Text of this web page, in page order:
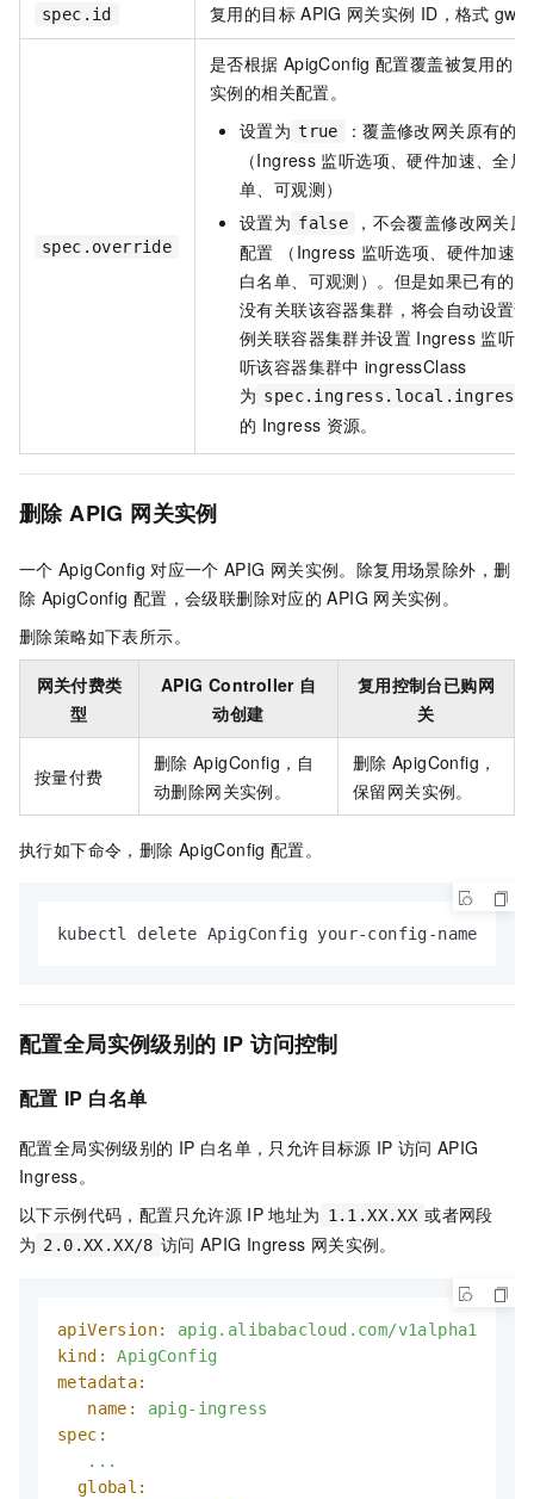
spec.id 复用的目标 APIG 网关实例 ID，格式 gw-
spec.override
是否根据 ApigConfig 配置覆盖被复用的
实例的相关配置。
设置为 true
：覆盖修改网关原有的
（Ingress 监听选项、硬件加速、全局
单、可观测）
设置为 false
，不会覆盖修改网关
配置 （Ingress 监听选项、硬件加速
白名单、可观测）。但是如果已有的
没有关联该容器集群，将会自动设置
例关联容器集群并设置 Ingress 监听
听该容器集群中 ingressClass
为
的 Ingress 资源。
删除 APIG 网关实例
一个 ApigConfig 对应一个 APIG 网关实例。除复用场景除外，删
除 ApigConfig 配置，会级联删除对应的 APIG 网关实例。
删除策略如下表所示。
网关付费类
型
APIG Controller 自
动创建
复用控制台已购网
关
按量付费
删除 ApigConfig，自
动删除网关实例。
删除 ApigConfig，
保留网关实例。
执行如下命令，删除 ApigConfig 配置。
kubectl delete ApigConfig your-config-name
配置全局实例级别的 IP 访问控制
配置 IP 白名单
配置全局实例级别的 IP 白名单，只允许目标源 IP 访问 APIG
Ingress。
以下示例代码，配置只允许源 IP 地址为 1.1.XX.XX 或者网段
为 2.0.XX.XX/8 访问 APIG Ingress 网关实例。
apiVersion:
apig.alibabacloud.com/v1alpha1
kind:
ApigConfig
metadata:
name:
apig-ingress
spec:
...
global: